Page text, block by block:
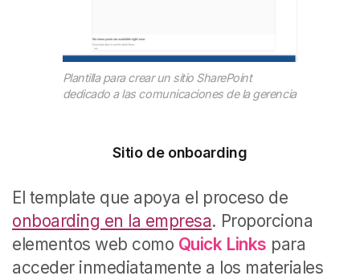
Plantilla para crear un sitio SharePoint
dedicado a las comunicaciones de la gerencia
Sitio de onboarding
El template que apoya el proceso de
onboarding en la empresa. Proporciona
elementos web como Quick Links para
acceder inmediatamente a los materiales